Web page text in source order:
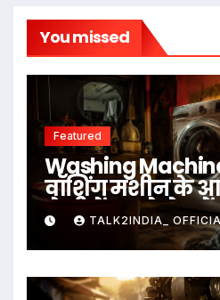
You missed
Featured
Washing
वॉशिंग मशीन के
ये चीजें रखने से बचें,
हैं वास्तु नियम
TALK2INDIA_